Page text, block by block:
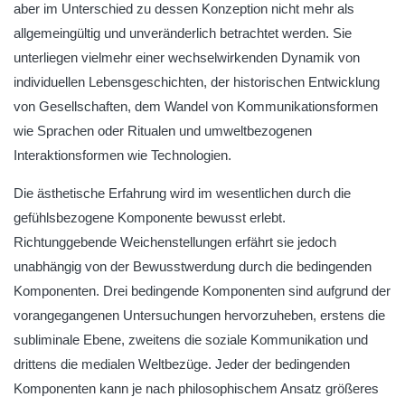
aber im Unterschied zu dessen Konzeption nicht mehr als
allgemeingültig und unveränderlich betrachtet werden. Sie
unterliegen vielmehr einer wechselwirkenden Dynamik von
individuellen Lebensgeschichten, der historischen Entwicklung
von Gesellschaften, dem Wandel von Kommunikationsformen
wie Sprachen oder Ritualen und umweltbezogenen
Interaktionsformen wie Technologien.
Die ästhetische Erfahrung wird im wesentlichen durch die
gefühlsbezogene Komponente bewusst erlebt.
Richtunggebende Weichenstellungen erfährt sie jedoch
unabhängig von der Bewusstwerdung durch die bedingenden
Komponenten. Drei bedingende Komponenten sind aufgrund der
vorangegangenen Untersuchungen hervorzuheben, erstens die
subliminale Ebene, zweitens die soziale Kommunikation und
drittens die medialen Weltbezüge. Jeder der bedingenden
Komponenten kann je nach philosophischem Ansatz größeres